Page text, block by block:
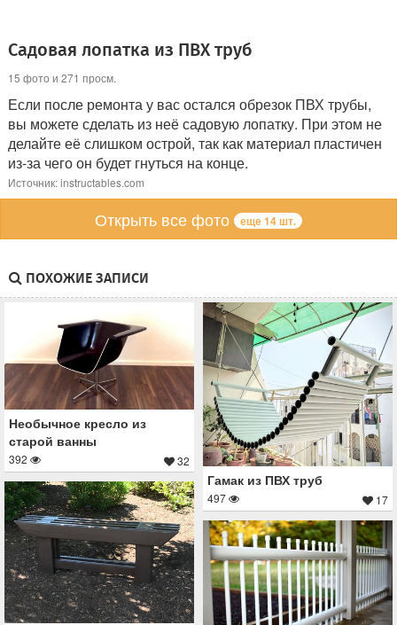
Садовая лопатка из ПВХ труб
15 фото и 271 просм.
Если после ремонта у вас остался обрезок ПВХ трубы,
вы можете сделать из неё садовую лопатку. При этом не
делайте её слишком острой, так как материал пластичен
из-за чего он будет гнуться на конце.
Источник: instructables.com
Открыть все фото еще 14 шт.
ПОХОЖИЕ ЗАПИСИ
Необычное кресло из
старой ванны
392 32
Гамак из ПВХ труб
497 17